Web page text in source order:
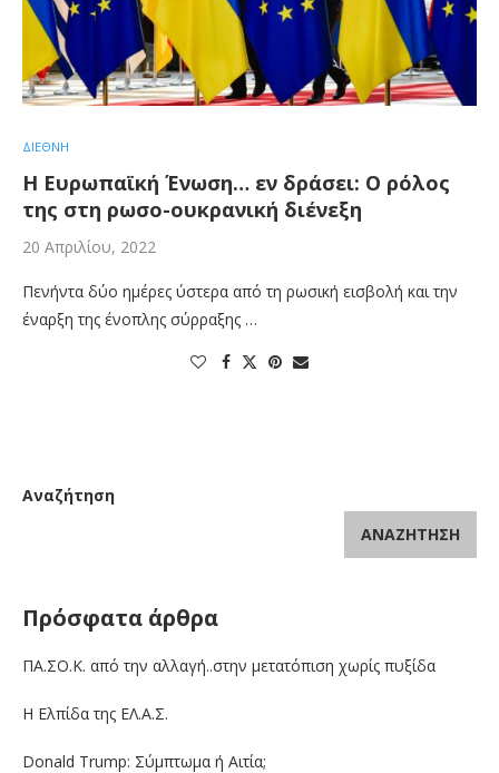
ΔΙΕΘΝΗ
Η Ευρωπαϊκή Ένωση… εν δράσει: Ο ρόλος
της στη ρωσο-ουκρανική διένεξη
20 Απριλίου, 2022
Πενήντα δύο ημέρες ύστερα από τη ρωσική εισβολή και την
έναρξη της ένοπλης σύρραξης …
Αναζήτηση
ΑΝΑΖΉΤΗΣΗ
Πρόσφατα άρθρα
ΠΑ.ΣΟ.Κ. από την αλλαγή..στην μετατόπιση χωρίς πυξίδα
Η Ελπίδα της ΕΛ.Α.Σ.
Donald Trump: Σύμπτωμα ή Αιτία;